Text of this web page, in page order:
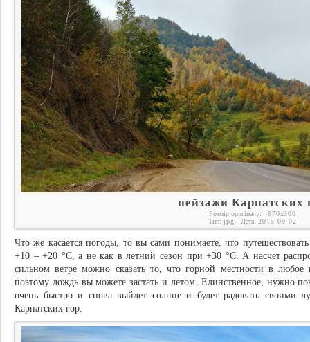
пейзажи Карпатских
Розмір оригіналу: 670x300
Тип: jpg Дата: 2015-09-02
Что же касается погоды, то вы сами понимаете, что
+10 – +20 °С, а не как в летний сезон при +30 °С. А насчет
сильном ветре можно сказать то, что горной местности в любое
поэтому дождь вы можете застать и летом. Единственное, нужно
очень быстро и снова выйдет солнце и будет радовать своими
Карпатских гор.